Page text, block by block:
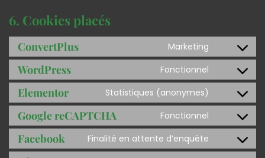
6. Cookies placés
ConvertPlus Marketing
WordPress Fonctionnel
Elementor Statistiques (anonymes)
Google reCAPTCHA Fonctionnel
Facebook Finalité en attente d’enquête